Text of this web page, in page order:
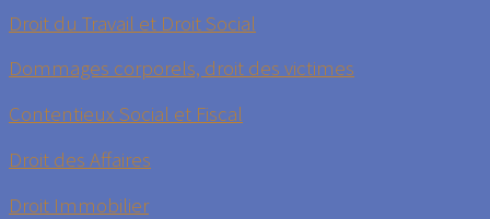
Droit du Travail et Droit Social
Dommages corporels, droit des victimes
Contentieux Social et Fiscal
Droit des Affaires
Droit Immobilier